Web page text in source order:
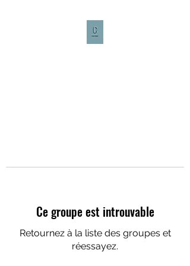
Ce groupe est introuvable
Retournez à la liste des groupes et
réessayez.